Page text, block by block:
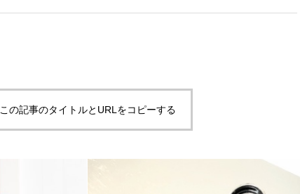
この記事のタイトルとURLをコピーする